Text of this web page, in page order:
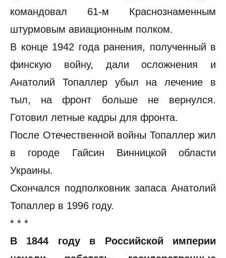
командовал 61-м Краснознаменным
штурмовым авиационным полком.
В конце 1942 года ранения, полученный в
финскую войну, дали осложнения и
Анатолий Топаллер убыл на лечение в
тыл, на фронт больше не вернулся.
Готовил летные кадры для фронта.
После Отечественной войны Топаллер жил
в городе Гайсин Винницкой области
Украины.
Скончался подполковник запаса Анатолий
Топаллер в 1996 году.
* * *
В 1844 году в Российской империи